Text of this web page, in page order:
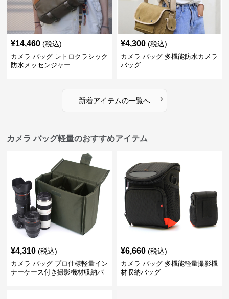
¥14,460 (税込)
カメラ バッグ レトロクラシック
防水メッセンジャー
¥4,300 (税込)
カメラ バッグ 多機能防水カメラ
バッグ
新着アイテムの一覧へ ›
カメラ バッグ軽量のおすすめアイテム
¥4,310 (税込)
カメラ バッグ プロ仕様軽量イン
ナーケース付き撮影機材収納バ
¥6,660 (税込)
カメラ バッグ 多機能軽量撮影機
材収納バッグ